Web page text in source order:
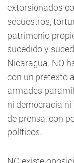
extorsionados
secuestros,
patrimonio
sucedido y
Nicaragua. NO
con un pretexto
armados
ni democracia ni
de prensa, con
políticos.
NO existe